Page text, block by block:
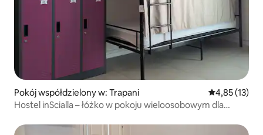
Pokój współdzielony w: Trapani Średnia
4,85 (13)
Hostel inScialla – łóżko w pokoju wieloosobowym dla